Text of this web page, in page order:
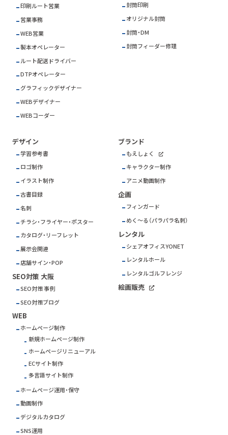
印刷ルート営業
営業事務
WEB営業
製本オペレーター
ルート配送ドライバー
DTPオペレーター
グラフィックデザイナー
WEBデザイナー
WEBコーダー
封筒印刷
オリジナル封筒
封筒・DM
封筒フィーダー修理
デザイン
学習参考書
ロゴ制作
イラスト制作
古書目録
名刺
チラシ・フライヤー・ポスター
カタログ・リーフレット
展示会関連
店舗サイン・POP
SEO対策 大阪
SEO対策 事例
SEO対策ブログ
WEB
ホームページ制作
新規ホームページ制作
ホームページリニューアル
ECサイト制作
多言語サイト制作
ホームページ運用・保守
動画制作
デジタルカタログ
SNS運用
ブランド
もえしょく
キャラクター制作
アニメ動画制作
企画
フィンガード
めく～る（パラパラ名刺）
レンタル
シェアオフィスYONET
レンタルホール
レンタルゴルフレンジ
絵画販売